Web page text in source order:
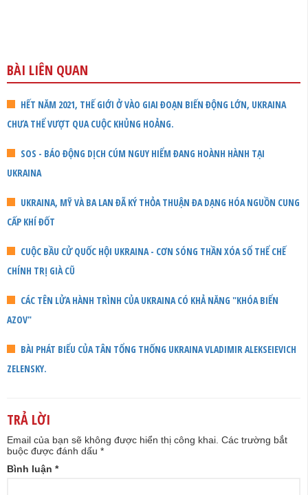
BÀI LIÊN QUAN
HẾT NĂM 2021, THẾ GIỚI Ở VÀO GIAI ĐOẠN BIẾN ĐỘNG LỚN, UKRAINA
CHƯA THỂ VƯỢT QUA CUỘC KHỦNG HOẢNG.
SOS - BÁO ĐỘNG DỊCH CÚM NGUY HIỂM ĐANG HOÀNH HÀNH TẠI
UKRAINA
UKRAINA, MỸ VÀ BA LAN ĐÃ KÝ THỎA THUẬN ĐA DẠNG HÓA NGUỒN CUNG
CẤP KHÍ ĐỐT
CUỘC BẦU CỬ QUỐC HỘI UKRAINA - CƠN SÓNG THẦN XÓA SỔ THỂ CHẾ
CHÍNH TRỊ GIÀ CŨ
CÁC TÊN LỬA HÀNH TRÌNH CỦA UKRAINA CÓ KHẢ NĂNG "KHÓA BIỂN
AZOV"
BÀI PHÁT BIỂU CỦA TÂN TỔNG THỐNG UKRAINA VLADIMIR ALEKSEIEVICH
ZELENSKY.
TRẢ LỜI
Email của bạn sẽ không được hiển thị công khai. Các trường bắt
buộc được đánh dấu *
Bình luận *